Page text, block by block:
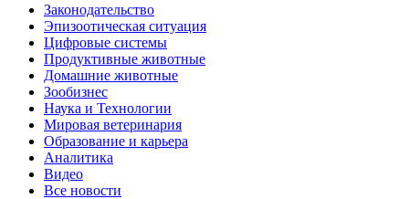
Законодательство
Эпизоотическая ситуация
Цифровые системы
Продуктивные животные
Домашние животные
Зообизнес
Наука и Технологии
Мировая ветеринария
Образование и карьера
Аналитика
Видео
Все новости